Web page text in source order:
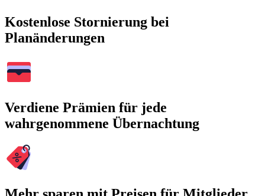
Kostenlose Stornierung bei
Planänderungen
Verdiene Prämien für jede
wahrgenommene Übernachtung